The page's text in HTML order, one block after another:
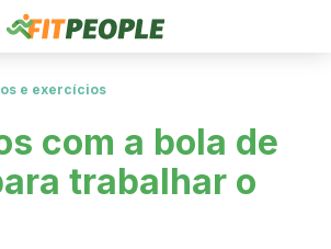
e exercícios
com a bola de
trabalhar o